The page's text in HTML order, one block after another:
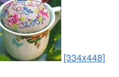
[334x448]